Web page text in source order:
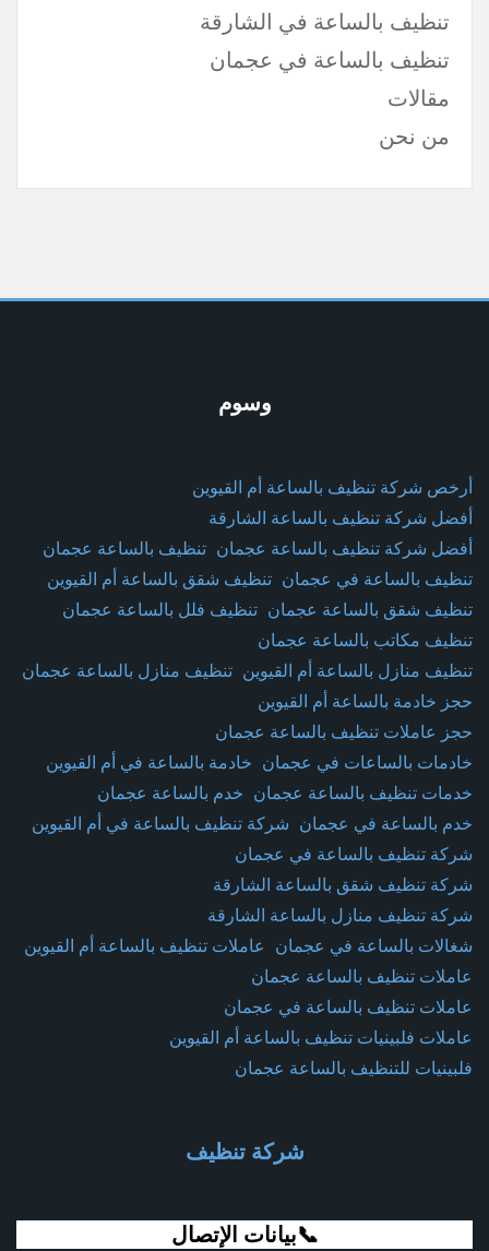
تنظيف بالساعة في الشارقة
تنظيف بالساعة في عجمان
مقالات
من نحن
وسوم
أرخص شركة تنظيف بالساعة أم القيوين
أفضل شركة تنظيف بالساعة الشارقة
أفضل شركة تنظيف بالساعة عجمان تنظيف بالساعة عجمان
تنظيف بالساعة في عجمان تنظيف شقق بالساعة أم القيوين
تنظيف شقق بالساعة عجمان تنظيف فلل بالساعة عجمان
تنظيف مكاتب بالساعة عجمان
تنظيف منازل بالساعة أم القيوين تنظيف منازل بالساعة عجمان
حجز خادمة بالساعة أم القيوين
حجز عاملات تنظيف بالساعة عجمان
خادمات بالساعات في عجمان خادمة بالساعة في أم القيوين
خدمات تنظيف بالساعة عجمان خدم بالساعة عجمان
خدم بالساعة في عجمان شركة تنظيف بالساعة في أم القيوين
شركة تنظيف بالساعة في عجمان
شركة تنظيف شقق بالساعة الشارقة
شركة تنظيف منازل بالساعة الشارقة
شغالات بالساعة في عجمان عاملات تنظيف بالساعة أم القيوين
عاملات تنظيف بالساعة عجمان
عاملات تنظيف بالساعة في عجمان
عاملات فلبينيات تنظيف بالساعة أم القيوين
فلبينيات للتنظيف بالساعة عجمان
شركة تنظيف
📞بيانات الإتصال